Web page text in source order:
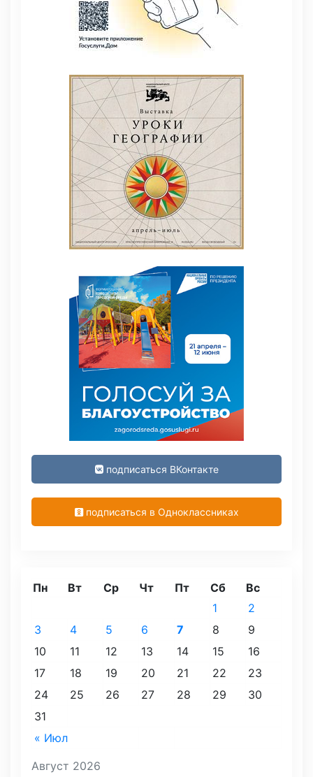
подписаться ВКонтакте
подписаться в Одноклассниках
Август 2026
Пн Вт Ср Чт Пт Сб Вс
« Июл
1
2
3
4 5 6 7 8
9
10
11 12 13 14 15
16
17
18 19 20 21 22
23
24
25 26 27 28 29
30
31